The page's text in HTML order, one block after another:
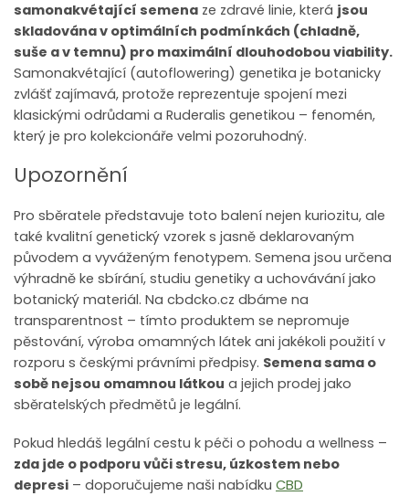
samonakvétající semena ze zdravé linie, která jsou
skladována v optimálních podmínkách (chladně,
suše a v temnu) pro maximální dlouhodobou viability.
Samonakvétající (autoflowering) genetika je botanicky
zvlášť zajímavá, protože reprezentuje spojení mezi
klasickými odrůdami a Ruderalis genetikou – fenomén,
který je pro kolekcionáře velmi pozoruhodný.
Upozornění
Pro sběratele představuje toto balení nejen kuriozitu, ale
také kvalitní genetický vzorek s jasně deklarovaným
původem a vyváženým fenotypem. Semena jsou určena
výhradně ke sbírání, studiu genetiky a uchovávání jako
botanický materiál. Na cbdcko.cz dbáme na
transparentnost – tímto produktem se nepromuje
pěstování, výroba omamných látek ani jakékoli použití v
rozporu s českými právními předpisy. Semena sama o
sobě nejsou omamnou látkou a jejich prodej jako
sběratelských předmětů je legální.
Pokud hledáš legální cestu k péči o pohodu a wellness –
zda jde o podporu vůči stresu, úzkostem nebo
depresi – doporučujeme naši nabídku CBD